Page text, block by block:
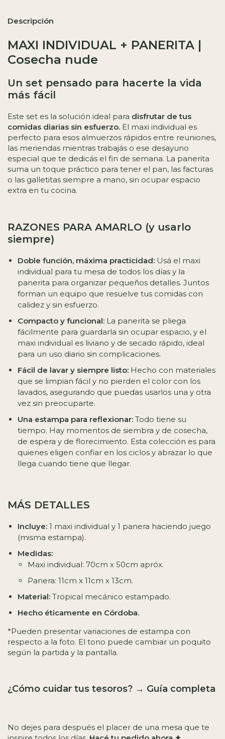
Descripción
MAXI INDIVIDUAL + PANERITA |
Cosecha nude
Un set pensado para hacerte la vida
más fácil
Este set es la solución ideal para disfrutar de tus
comidas diarias sin esfuerzo. El maxi individual es
perfecto para esos almuerzos rápidos entre reuniones,
las meriendas mientras trabajás o ese desayuno
especial que te dedicás el fin de semana. La panerita
suma un toque práctico para tener el pan, las facturas
o las galletitas siempre a mano, sin ocupar espacio
extra en tu cocina.
RAZONES PARA AMARLO (y usarlo
siempre)
Doble función, máxima practicidad: Usá el maxi
individual para tu mesa de todos los días y la
panerita para organizar pequeños detalles. Juntos
forman un equipo que resuelve tus comidas con
calidez y sin esfuerzo.
Compacto y funcional: La panerita se pliega
fácilmente para guardarla sin ocupar espacio, y el
maxi individual es liviano y de secado rápido, ideal
para un uso diario sin complicaciones.
Fácil de lavar y siempre listo: Hecho con materiales
que se limpian fácil y no pierden el color con los
lavados, asegurando que puedas usarlos una y otra
vez sin preocuparte.
Una estampa para reflexionar: Todo tiene su
tiempo. Hay momentos de siembra y de cosecha,
de espera y de florecimiento. Esta colección es para
quienes eligen confiar en los ciclos y abrazar lo que
llega cuando tiene que llegar.
MÁS DETALLES
Incluye: 1 maxi individual y 1 panera haciendo juego
(misma estampa).
Medidas:
​Maxi individual: 70cm x 50cm apróx.
Panera: 11cm x 11cm x 13cm.
Material: Tropical mecánico estampado.
Hecho éticamente en Córdoba.
*Pueden presentar variaciones de estampa con
respecto a la foto. El tono puede cambiar un poquito
según la partida y la pantalla.
¿Cómo cuidar tus tesoros? → Guía completa
No dejes para después el placer de una mesa que te